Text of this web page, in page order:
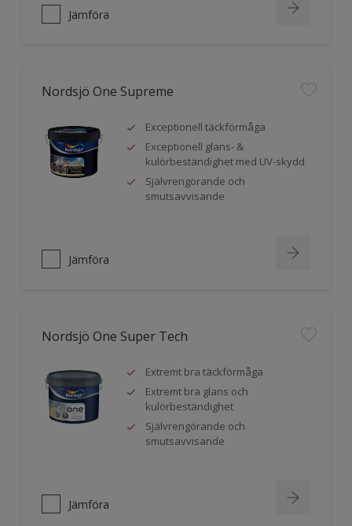
Jämföra
Nordsjö One Supreme
Exceptionell täckförmåga
Exceptionell glans- &
kulörbeständighet med UV-skydd
Självrengörande och
smutsavvisande
Jämföra
Nordsjö One Super Tech
Extremt bra täckförmåga
Extremt bra glans och
kulörbeständighet
Självrengörande och
smutsavvisande
Jämföra